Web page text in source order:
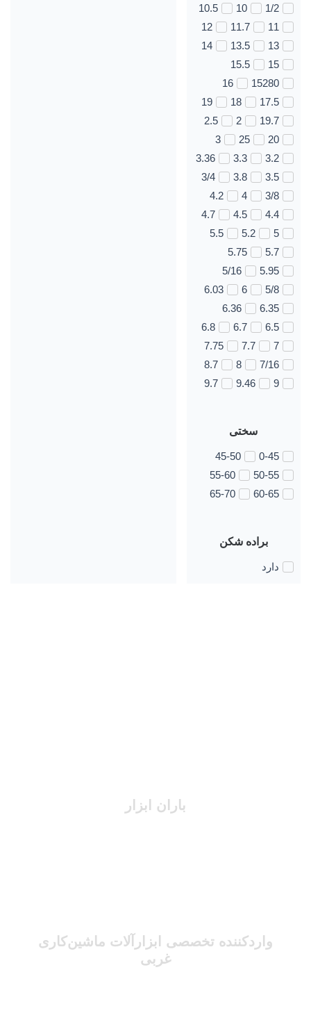
1/2
10
10.5
11
11.7
12
13
13.5
14
15
15.5
15280
16
17.5
18
19
19.7
2
2.5
20
25
3
3.2
3.3
3.36
3.5
3.8
3/4
3/8
4
4.2
4.4
4.5
4.7
5
5.2
5.5
5.7
5.75
5.95
5/16
5/8
6
6.03
6.35
6.36
6.5
6.7
6.8
7
7.7
7.75
7/16
8
8.7
9
9.46
9.7
سختی
0-45
45-50
50-55
55-60
60-65
65-70
براده شکن
دارد
باران ابزار
واردکننده تخصصی ابزارآلات ماشین‌کاری
غربی